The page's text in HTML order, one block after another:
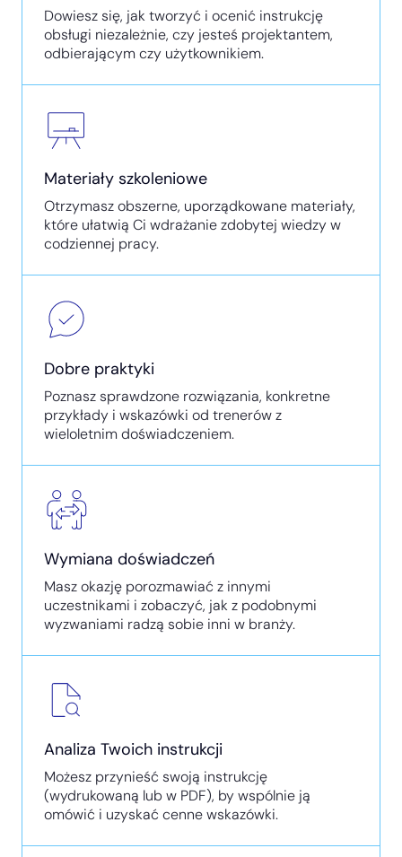
Dowiesz się, jak tworzyć i ocenić instrukcję
obsługi niezależnie, czy jesteś projektantem,
odbierającym czy użytkownikiem.
Materiały szkoleniowe
Otrzymasz obszerne, uporządkowane materiały,
które ułatwią Ci wdrażanie zdobytej wiedzy w
codziennej pracy.
Dobre praktyki
Poznasz sprawdzone rozwiązania, konkretne
przykłady i wskazówki od trenerów z
wieloletnim doświadczeniem.
Wymiana doświadczeń
Masz okazję porozmawiać z innymi
uczestnikami i zobaczyć, jak z podobnymi
wyzwaniami radzą sobie inni w branży.
Analiza Twoich instrukcji
Możesz przynieść swoją instrukcję
(wydrukowaną lub w PDF), by wspólnie ją
omówić i uzyskać cenne wskazówki.